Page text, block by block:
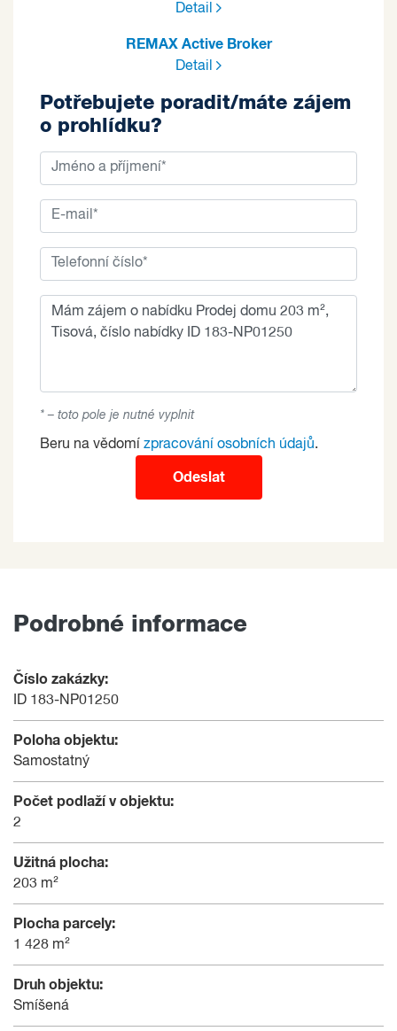
Detail
REMAX Active Broker
Detail
Potřebujete poradit/máte zájem
o prohlídku?
* – toto pole je nutné vyplnit
Beru na vědomí zpracování osobních údajů.
Odeslat
Podrobné informace
Číslo zakázky:
ID 183-NP01250
Poloha objektu:
Samostatný
Počet podlaží v objektu:
2
Užitná plocha:
203 m²
Plocha parcely:
1 428 m²
Druh objektu:
Smíšená